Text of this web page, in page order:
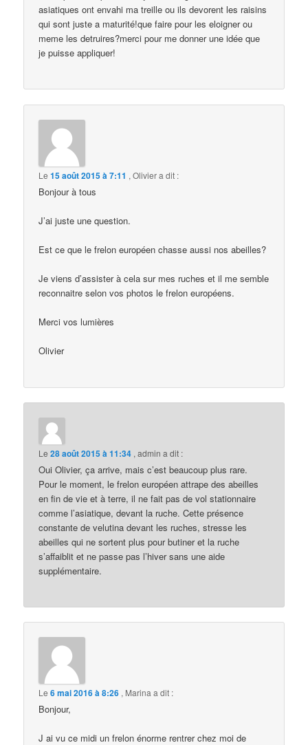
asiatiques ont envahi ma treille ou ils devorent les raisins
qui sont juste a maturité!que faire pour les eloigner ou
meme les detruires?merci pour me donner une idée que
je puisse appliquer!
Le15 août 2015 à 7:11 ,Oliviera dit :
Bonjour à tous
J’ai juste une question.
Est ce que le frelon européen chasse aussi nos abeilles?
Je viens d’assister à cela sur mes ruches et il me semble
reconnaitre selon vos photos le frelon européens.
Merci vos lumières
Olivier
Le28 août 2015 à 11:34 ,admin a dit :
Oui Olivier, ça arrive, mais c’est beaucoup plus rare.
Pour le moment, le frelon européen attrape des abeilles
en fin de vie et à terre, il ne fait pas de vol stationnaire
comme l’asiatique, devant la ruche. Cette présence
constante de velutina devant les ruches, stresse les
abeilles qui ne sortent plus pour butiner et la ruche
s’affaiblit et ne passe pas l’hiver sans une aide
supplémentaire.
Le6 mai 2016 à 8:26 , Marina a dit :
Bonjour,
J ai vu ce midi un frelon énorme rentrer chez moi de